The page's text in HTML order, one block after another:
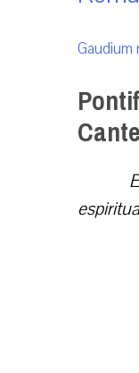
Gaudium